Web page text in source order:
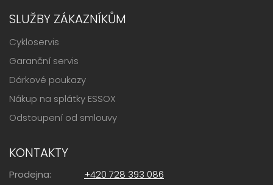
SLUŽBY ZÁKAZNÍKŮM
Cykloservis
Garanční servis
Dárkové poukazy
Nákup na splátky ESSOX
Odstoupení od smlouvy
KONTAKTY
Prodejna: +420 728 393 086